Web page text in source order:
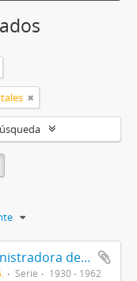
Serie Comisión Administradora del Transporte Automotor (C.A.T.A.)
Serie 1930 - 1962